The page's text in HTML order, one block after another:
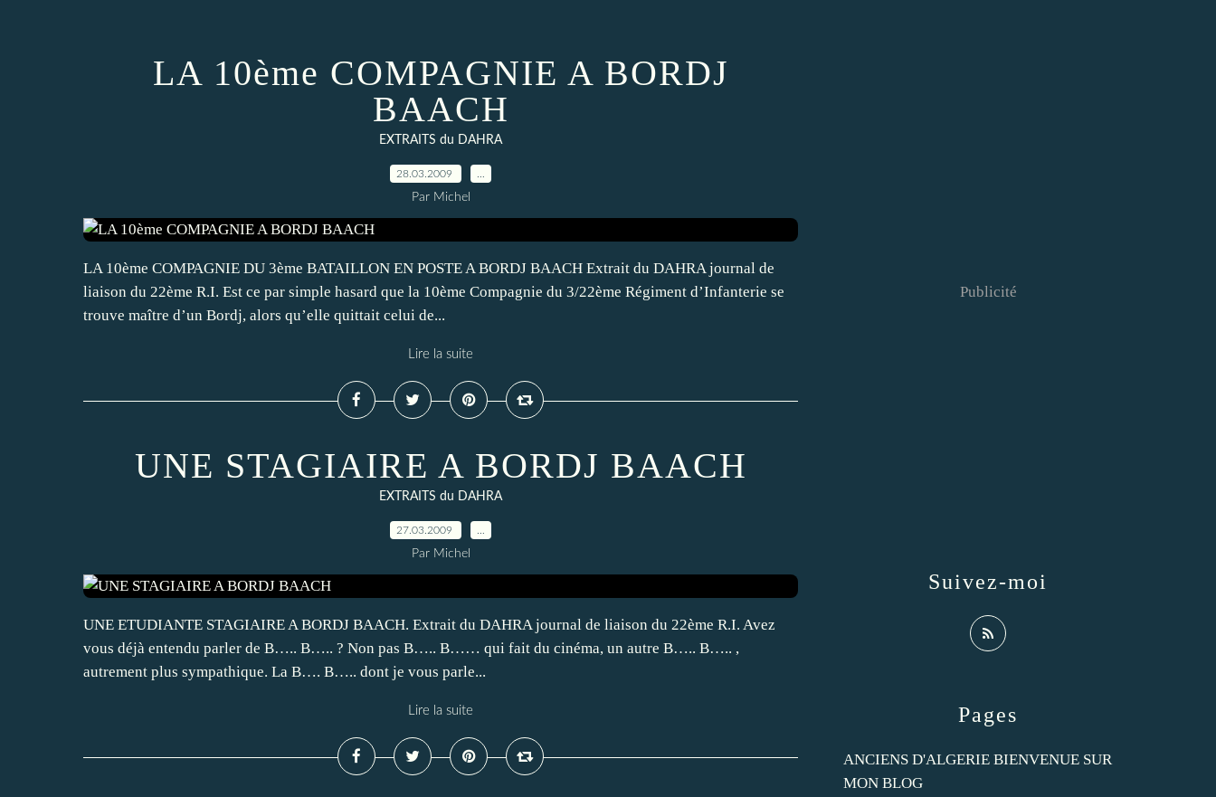
LA 10ème COMPAGNIE A BORDJ
BAACH
EXTRAITS du DAHRA
28.03.2009
Par Michel
LA 10ème COMPAGNIE DU 3ème BATAILLON EN POSTE A BORDJ BAACH Extrait du DAHRA journal de
liaison du 22ème R.I. Est ce par simple hasard que la 10ème Compagnie du 3/22ème Régiment d’Infanterie se
trouve maître d’un Bordj, alors qu’elle quittait celui de...
Lire la suite
UNE STAGIAIRE A BORDJ BAACH
EXTRAITS du DAHRA
27.03.2009
Par Michel
UNE ETUDIANTE STAGIAIRE A BORDJ BAACH. Extrait du DAHRA journal de liaison du 22ème R.I. Avez
vous déjà entendu parler de B….. B….. ? Non pas B….. B…… qui fait du cinéma, un autre B….. B….. ,
autrement plus sympathique. La B…. B….. dont je vous parle...
Lire la suite Pages
ANCIENS D'ALGERIE BIENVENUE SUR
MON BLOG
Suivez-moi
Publicité